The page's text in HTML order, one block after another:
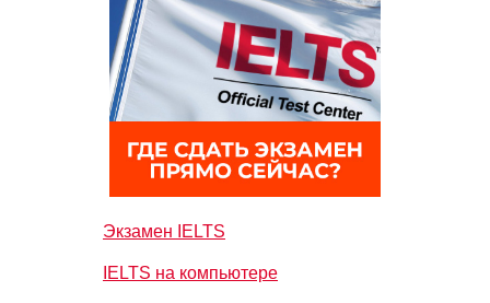
Экзамен IELTS
IELTS на компьютере